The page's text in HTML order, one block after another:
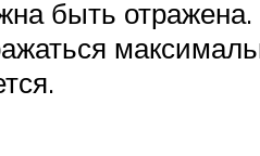
быть